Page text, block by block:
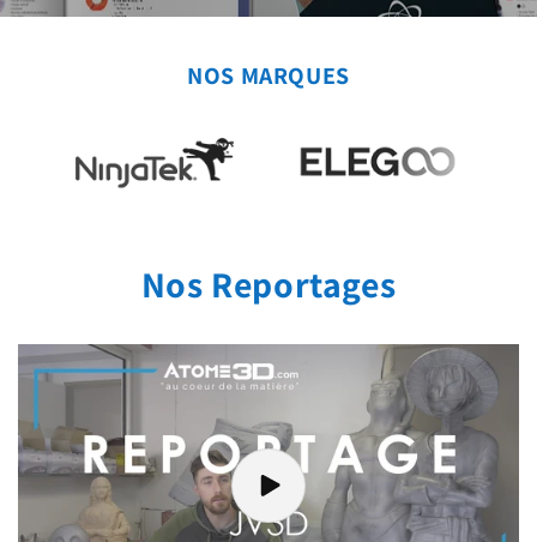
NOS MARQUES
Nos Reportages